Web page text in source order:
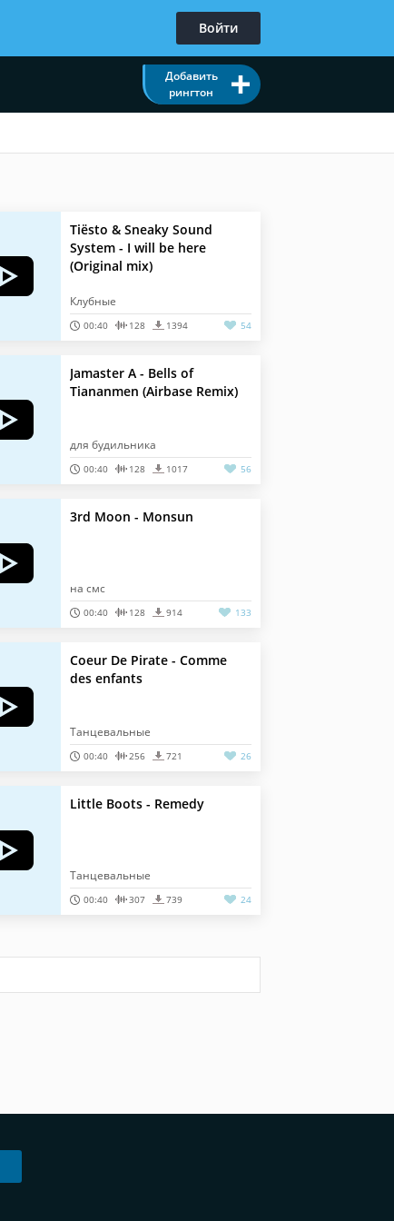
Войти
Добавить
рингтон
Tiësto & Sneaky Sound
System - I will be here
(Original mix)
Клубные
00:40 128 1394 54
Jamaster A - Bells of
Tiananmen (Airbase Remix)
для будильника
00:40 128 1017 56
3rd Moon - Monsun
на смс
00:40 128 914 133
Coeur De Pirate - Comme
des enfants
Танцевальные
00:40 256 721 26
Little Boots - Remedy
Танцевальные
00:40 307 739 24